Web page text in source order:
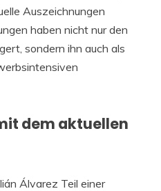
Auszeichnungen
haben nicht nur den
sondern ihn auch als
dem aktuellen
Álvarez Teil einer